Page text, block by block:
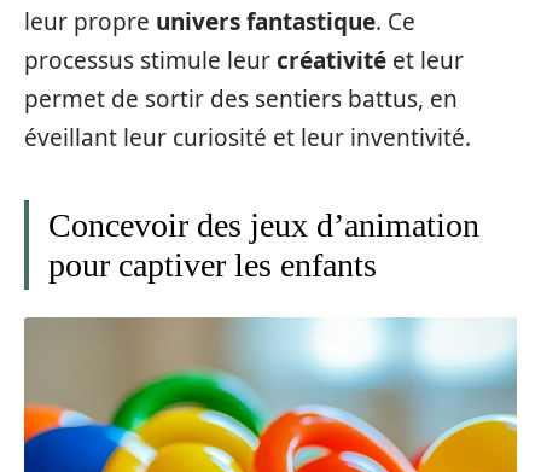
leur propre univers fantastique. Ce
processus stimule leurcréativité et leur
permet de sortir des sentiers battus, en
éveillant leur curiosité et leur inventivité.
Concevoir des jeux d’animation
pour captiver les enfants